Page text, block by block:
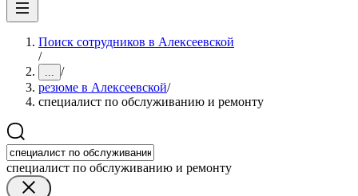
Поиск сотрудников в Алексеевской
/
... /
резюме в Алексеевской/
специалист по обслуживанию и ремонту
специалист по обслуживанию и ремонту